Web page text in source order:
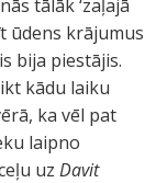
tālāk ‘zaļajā
ūdens krājumus
bija piestājis.
kādu laiku
ka vēl pat
laipno
uz Davit